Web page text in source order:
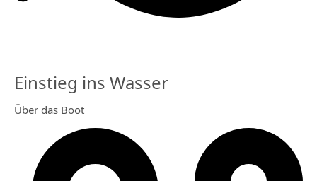
Einstieg ins Wasser
Über das Boot